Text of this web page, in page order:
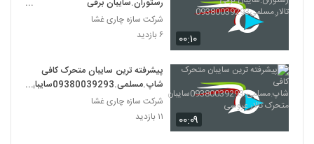
۰۰:۱۰
رستوران.سایبان برقی
تالار.مسلمی09380039293
شرکت سازه چاری غشا
۶ بازدید
۰۰:۰۹
پیشرفته ترین سایبان متحرک کافی
شاپ.مسلمی.09380039293سایبان
متحرک تالار عروسی
شرکت سازه چاری غشا
۱۱ بازدید